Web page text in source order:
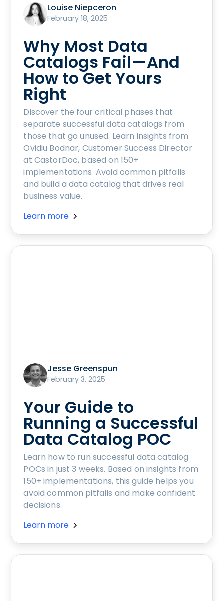
Louise Niepceron
February 18, 2025
Why Most Data
Catalogs Fail—And
How to Get Yours
Right
Discover the four critical phases that
separate successful data catalogs from
those that go unused. Learn insights from
Ovidiu Bodnar, Customer Success Director
at CastorDoc, based on 150+
implementations. Avoid common pitfalls
and build a data catalog that drives real
business value.
Learn more
Jesse Greenspun
February 3, 2025
Your Guide to
Running a Successful
Data Catalog POC
Learn how to run successful data catalog
POCs in just 3 weeks. Based on insights from
150+ implementations, this guide helps you
avoid common pitfalls and make confident
decisions.
Learn more